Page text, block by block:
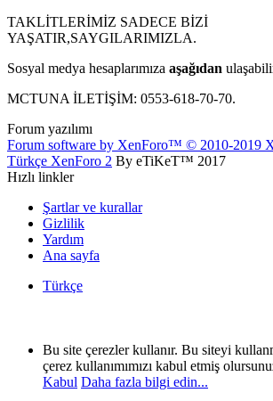
TAKLİTLERİMİZ SADECE BİZİ
YAŞATIR,SAYGILARIMIZLA.
Sosyal medya hesaplarımıza aşağıdan
MCTUNA İLETİŞİM: 0553-618-70-70.
Forum yazılımı
Forum software by XenForo™ © 2010-2019
Türkçe XenForo 2 By eTiKeT™ 2017
Hızlı linkler
Şartlar ve kurallar
Gizlilik
Yardım
Ana sayfa
Türkçe
Bu site çerezler kullanır. Bu siteyi
çerez kullanımımızı kabul etmiş
Kabul Daha fazla bilgi edin...